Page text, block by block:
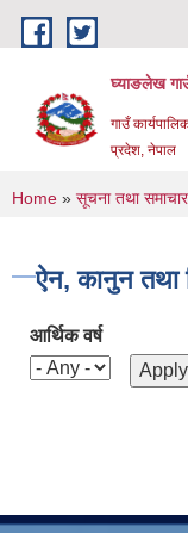
Skip to main content
घ्याङलेख
गाउँ
प्रदेश, नेपाल
You are
Home » सूचना तथा समाचार
ऐन, कानुन तथा
आर्थिक वर्ष